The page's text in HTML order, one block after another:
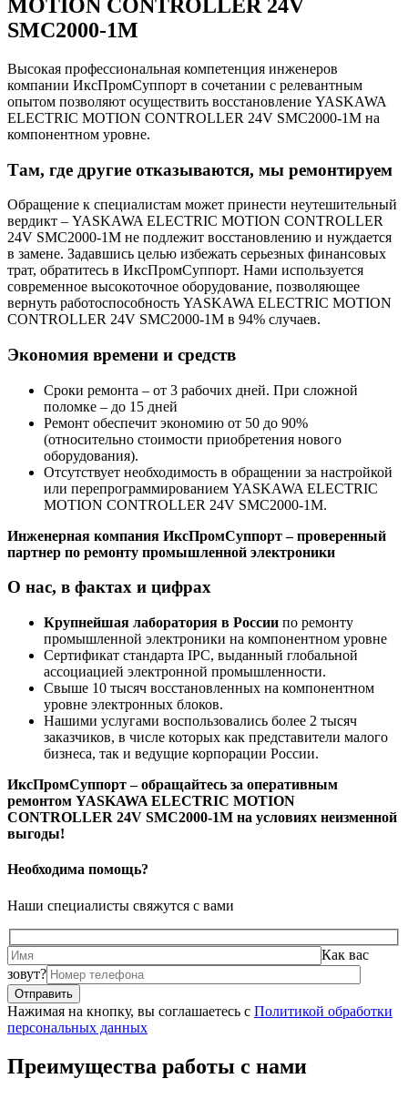
MOTION CONTROLLER 24V
SMC2000-1M
Высокая профессиональная компетенция инженеров
компании ИксПромСуппорт в сочетании с релевантным
опытом позволяют осуществить восстановление YASKAWA
ELECTRIC MOTION CONTROLLER 24V SMC2000-1M на
компонентном уровне.
Там, где другие отказываются, мы ремонтируем
Обращение к специалистам может принести неутешительный
вердикт – YASKAWA ELECTRIC MOTION CONTROLLER
24V SMC2000-1M не подлежит восстановлению и нуждается
в замене. Задавшись целью избежать серьезных финансовых
трат, обратитесь в ИксПромСуппорт. Нами используется
современное высокоточное оборудование, позволяющее
вернуть работоспособность YASKAWA ELECTRIC MOTION
CONTROLLER 24V SMC2000-1M в 94% случаев.
Экономия времени и средств
Сроки ремонта – от 3 рабочих дней. При сложной
поломке – до 15 дней
Ремонт обеспечит экономию от 50 до 90%
(относительно стоимости приобретения нового
оборудования).
Отсутствует необходимость в обращении за настройкой
или перепрограммированием YASKAWA ELECTRIC
MOTION CONTROLLER 24V SMC2000-1M.
Инженерная компания ИксПромСуппорт – проверенный
партнер по ремонту промышленной электроники
О нас, в фактах и цифрах
Крупнейшая лаборатория в России по ремонту
промышленной электроники на компонентном уровне
Сертификат стандарта IPC, выданный глобальной
ассоциацией электронной промышленности.
Свыше 10 тысяч восстановленных на компонентном
уровне электронных блоков.
Нашими услугами воспользовались более 2 тысяч
заказчиков, в числе которых как представители малого
бизнеса, так и ведущие корпорации России.
ИксПромСуппорт – обращайтесь за оперативным
ремонтом YASKAWA ELECTRIC MOTION
CONTROLLER 24V SMC2000-1M на условиях неизменной
выгоды!
Необходима помощь?
Наши специалисты свяжутся с вами
Как вас
зовут?
Нажимая на кнопку, вы соглашаетесь с Политикой обработки
персональных данных
Преимущества работы с нами